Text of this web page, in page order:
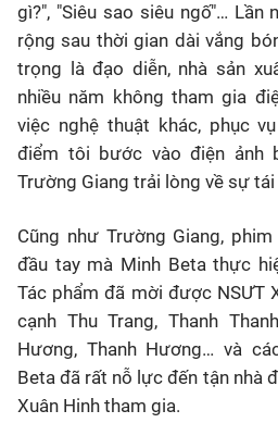
gì?", "Siêu sao siêu ngố"… Lần
rộng sau thời gian dài vắng
trọng là đạo diễn, nhà sản
nhiều năm không tham gia
việc nghệ thuật khác, phục
điểm tôi bước vào điện ảnh
Trường Giang trải lòng về sự tái
Cũng như Trường Giang,
đầu tay mà Minh Beta thực
Tác phẩm đã mời được NSƯT
cạnh Thu Trang, Thanh
Hương, Thanh Hương… và
Beta đã rất nỗ lực đến tận nhà
Xuân Hinh tham gia.